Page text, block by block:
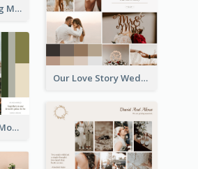
Flowers Blooming Mood Board
Our Love Story Wedding Mood Board
We Are Married Mood Board